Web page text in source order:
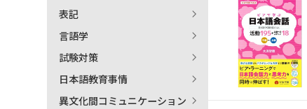
表記
言語学
試験対策
日本語教育事情
異文化間コミュニケーション